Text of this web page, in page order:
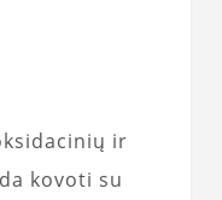
ir
kovoti su